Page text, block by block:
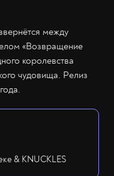
между
«Возвращение
королевства
чудовища. Релиз
& KNUCKLES